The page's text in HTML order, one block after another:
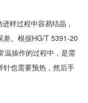
样过程中容易结晶，
差。根据HG/T 5391-20
温操作的过程中，是需
针也需要预热，然后手